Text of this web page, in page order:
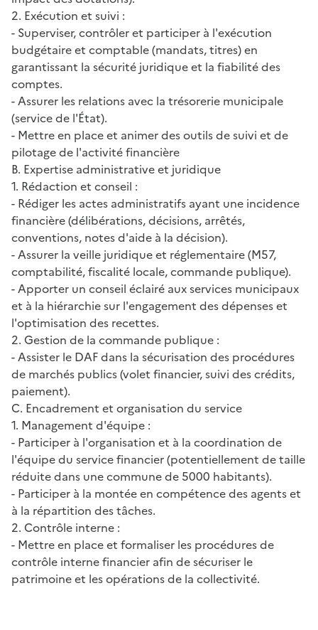
2. Exécution et suivi :
- Superviser, contrôler et participer à l'exécution
budgétaire et comptable (mandats, titres) en
garantissant la sécurité juridique et la fiabilité des
comptes.
- Assurer les relations avec la trésorerie municipale
(service de l'État).
- Mettre en place et animer des outils de suivi et de
pilotage de l'activité financière
B. Expertise administrative et juridique
1. Rédaction et conseil :
- Rédiger les actes administratifs ayant une incidence
financière (délibérations, décisions, arrêtés,
conventions, notes d'aide à la décision).
- Assurer la veille juridique et réglementaire (M57,
comptabilité, fiscalité locale, commande publique).
- Apporter un conseil éclairé aux services municipaux
et à la hiérarchie sur l'engagement des dépenses et
l'optimisation des recettes.
2. Gestion de la commande publique :
- Assister le DAF dans la sécurisation des procédures
de marchés publics (volet financier, suivi des crédits,
paiement).
C. Encadrement et organisation du service
1. Management d'équipe :
- Participer à l'organisation et à la coordination de
l'équipe du service financier (potentiellement de taille
réduite dans une commune de 5000 habitants).
- Participer à la montée en compétence des agents et
à la répartition des tâches.
2. Contrôle interne :
- Mettre en place et formaliser les procédures de
contrôle interne financier afin de sécuriser le
patrimoine et les opérations de la collectivité.